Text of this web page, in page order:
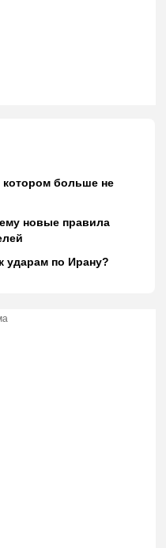
больше не
новые правила
ударам по Ирану?